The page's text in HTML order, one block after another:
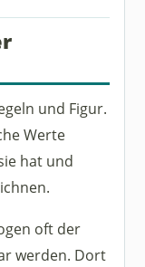
und Figur.
Werte
hat und
oft der
werden. Dort